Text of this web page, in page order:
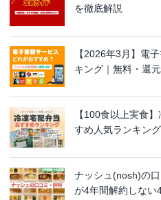
を徹底解説
【2026年3月】電
キング｜無料・還
【100食以上実食
すめ人気ランキン
ナッシュ(nosh)の
が4年間解約しない